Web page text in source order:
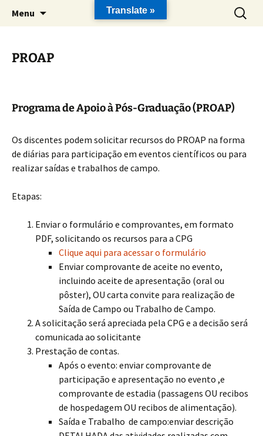
Menu
por:
PROAP
Programa de Apoio à Pós-Graduação (PROAP)
Os discentes podem solicitar recursos do PROAP na forma
de diárias para participação em eventos científicos ou para
realizar saídas e trabalhos de campo.
Etapas:
Enviar o formulário e comprovantes, em formato
PDF, solicitando os recursos para a CPG
Clique aqui para acessar o formulário
Enviar comprovante de aceite no evento,
incluindo aceite de apresentação (oral ou
pôster), OU carta convite para realização de
Saída de Campo ou Trabalho de Campo.
A solicitação será apreciada pela CPG e a decisão será
comunicada ao solicitante
Prestação de contas.
Após o evento: enviar comprovante de
participação e apresentação no evento ,e
comprovante de estadia (passagens OU recibos
de hospedagem OU recibos de alimentação).
Saída e Trabalho de campo:enviar descrição
Translate »